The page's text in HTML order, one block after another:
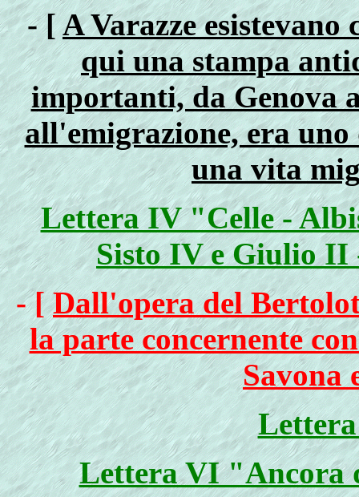
- [A Varazze
qui una stampa
importanti, da Genova
all'emigrazione, era
una vita
Lettera IV "Celle -
Sisto IV e Giulio
- [Dall'opera del
la parte concernente
Savona
Lettera VI "Ancora